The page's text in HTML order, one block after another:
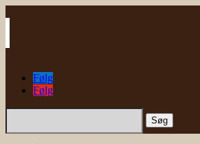
Følg
Følg
Søg